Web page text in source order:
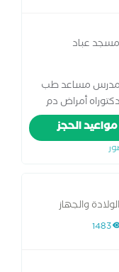
عباد
مدرس مساعد طب
أمراض دم
شهاده خبره
جامعه طنطا
مواعيد الحجز
والجهاز
1483